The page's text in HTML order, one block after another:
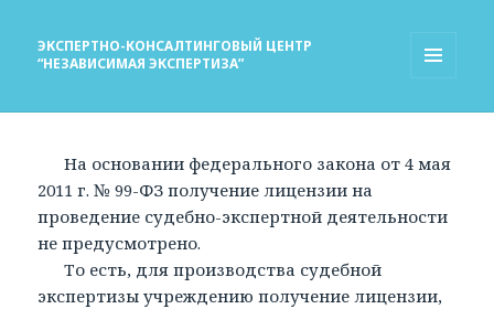
ЭКСПЕРТНО-КОНСАЛТИНГОВЫЙ ЦЕНТР
“НЕЗАВИСИМАЯ ЭКСПЕРТИЗА”
На основании федерального закона от 4 мая
2011 г. № 99-ФЗ получение лицензии на
проведение судебно-экспертной деятельности
не предусмотрено.
То есть, для производства судебной
экспертизы учреждению получение лицензии,